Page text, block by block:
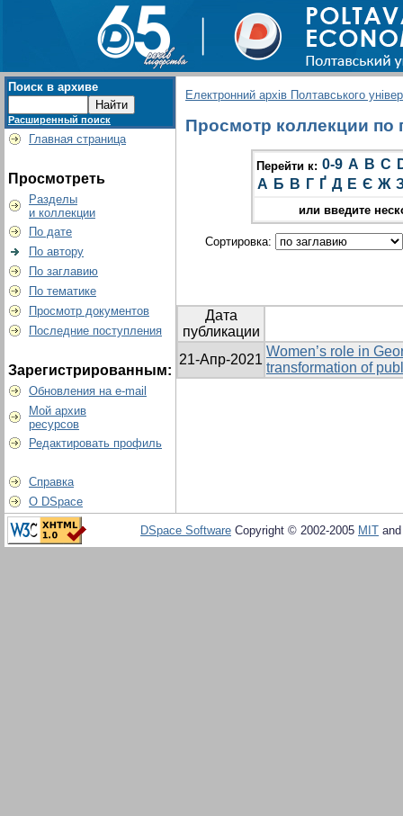
Поиск в архиве
Расширенный поиск
Главная страница
Просмотреть
Разделы
и коллекции
По дате
По автору
По заглавию
По тематике
Просмотр документов
Последние поступления
Зарегистрированным:
Обновления на e-mail
Мой архив
ресурсов
Редактировать профиль
Справка
О DSpace
Електронний архів Полтавського
Просмотр коллекции по
Перейти к: 0-9 A B C
А Б В Г Ґ Д Е Є Ж
или введите
Сортировка:
Дата
публикации
21-Апр-2021
Women’s role in
transformation of
DSpace Software Copyright © 2002-2005 MIT